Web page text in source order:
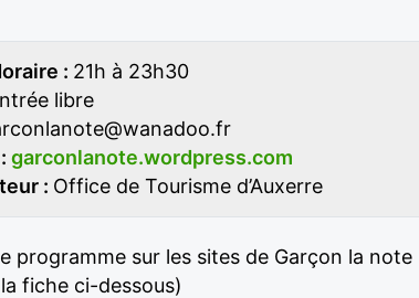
: 21h à 23h30
libre
garconlanote.wordpress.com
: Office de Tourisme d’Auxerre
programme sur les sites de Garçon la
fiche ci-dessous)